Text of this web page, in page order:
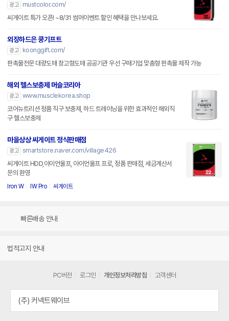
광고
mustcolor.com/
씨게이트 특가 오픈! ~8/31 썸머이벤트 할인 혜택을 만나보세요.
외장하드은 쿵기프트
광고
koonggift.com/
판촉물전문 대량도매 창고형도매 공공기관 우선 구매기업 맞춤형 판촉물 제작 가능
해외 헬스보충제 머슬코리아
광고 www.musclekorea.shop
코어뉴트리션 정품 직구 보충제, 하드 트레이닝을 위한 효과적인 해외직
구 헬스보충제
마을상상 씨게이트 정식판매점
광고 smartstore.naver.com/village426
씨게이트 HDD,아이언울프, 아이언울프 프로, 정품 판매점, 세금계산서
문의 환영
Iron W IW Pro 씨게이트
빠른배송 안내
법적고지 안내
PC버전 로그인 개인정보처리방침 고객센터
(주) 커넥트웨이브